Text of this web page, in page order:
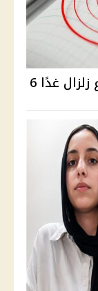
البحوث الفلكية تحسم مزاعم وقوع زلزال غدًا 6